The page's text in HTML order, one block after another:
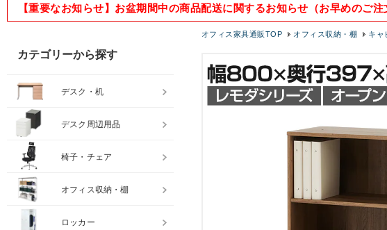
【重要なお知らせ】お盆期間中の商品配送に関するお知らせ（お早めのご注
オフィス家具通販TOP オフィス収納・棚 キャ
カテゴリーから探す
デスク・机
デスク周辺用品
椅子・チェア
オフィス収納・棚
ロッカー